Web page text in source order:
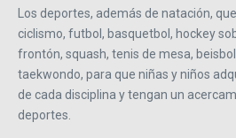
Los deportes, además de natación,
ciclismo, futbol, basquetbol, hockey
frontón, squash, tenis de mesa,
taekwondo, para que niñas y niños
de cada disciplina y tengan un
deportes.